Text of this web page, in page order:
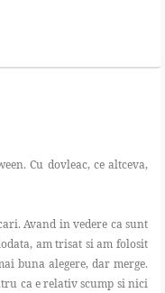
Cu dovleac, ce altceva,
Avand in vedere ca sunt
am trisat si am folosit
buna alegere, dar merge.
ca e relativ scump si nici